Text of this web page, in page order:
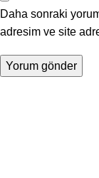
Daha sonraki
adresim ve site